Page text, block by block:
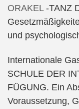
ORAKEL-TANZ
und
Internationale
SCHULE DER
FÜGUNG. Ein
Voraussetzung,